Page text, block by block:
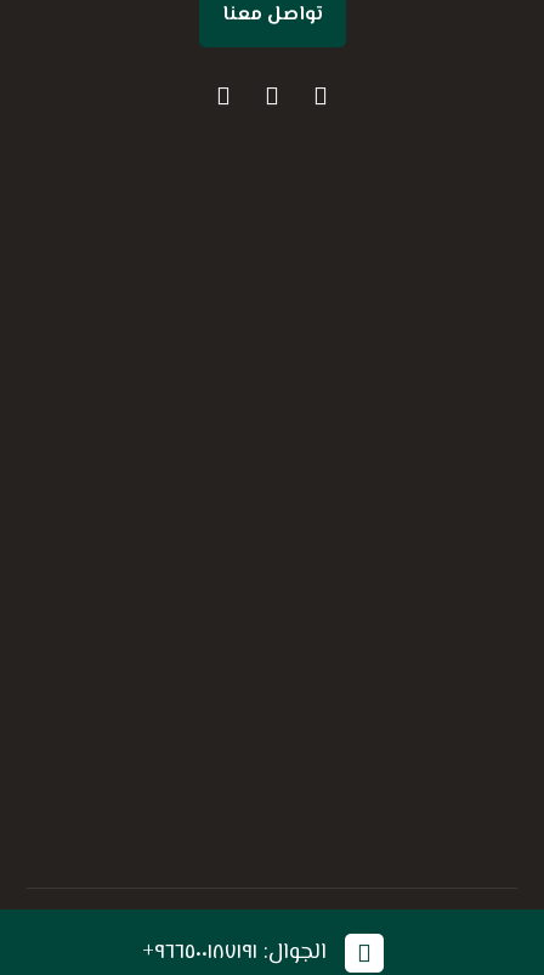
تواصل معنا
© حقوق النشر 2026. جميع الحقوق محفوظة إلي أفذاذ .
الجوال: ٩٦٦٥٠٠١٨٧١٩١+